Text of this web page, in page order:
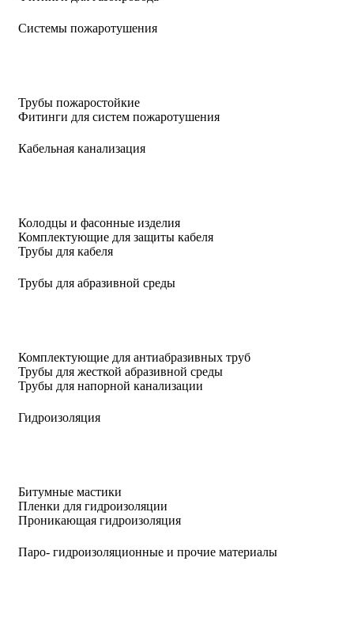
Системы пожаротушения
Трубы пожаростойкие
Фитинги для систем пожаротушения
Кабельная канализация
Колодцы и фасонные изделия
Комплектующие для защиты кабеля
Трубы для кабеля
Трубы для абразивной среды
Комплектующие для антиабразивных труб
Трубы для жесткой абразивной среды
Трубы для напорной канализации
Гидроизоляция
Битумные мастики
Пленки для гидроизоляции
Проникающая гидроизоляция
Паро- гидроизоляционные и прочие материалы